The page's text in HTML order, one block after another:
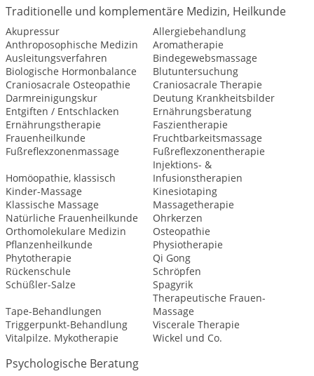
Traditionelle und komplementäre Medizin, Heilkunde
Akupressur
Allergiebehandlung
Anthroposophische Medizin
Aromatherapie
Ausleitungsverfahren
Bindegewebsmassage
Biologische Hormonbalance
Blutuntersuchung
Craniosacrale Osteopathie
Craniosacrale Therapie
Darmreinigungskur
Deutung Krankheitsbilder
Entgiften / Entschlacken
Ernährungsberatung
Ernährungstherapie
Faszientherapie
Frauenheilkunde
Fruchtbarkeitsmassage
Fußreflexzonenmassage
Fußreflexzonentherapie
Homöopathie, klassisch
Injektions- &
Infusionstherapien
Kinder-Massage
Kinesiotaping
Klassische Massage
Massagetherapie
Natürliche Frauenheilkunde
Ohrkerzen
Orthomolekulare Medizin
Osteopathie
Pflanzenheilkunde
Physiotherapie
Phytotherapie
Qi Gong
Rückenschule
Schröpfen
Schüßler-Salze
Spagyrik
Tape-Behandlungen
Therapeutische Frauen-
Massage
Triggerpunkt-Behandlung
Viscerale Therapie
Vitalpilze. Mykotherapie
Wickel und Co.
Psychologische Beratung